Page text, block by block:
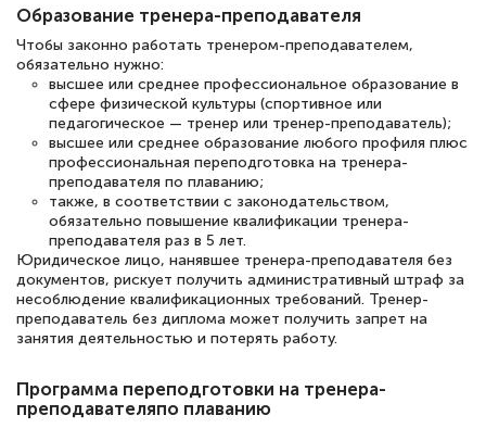
Елена Петрикс
Знаток города 5 уровня
11 марта 2026
Всем добрый день! Я прошла курс
повышени каалификации по
специальности «Тренер-преподаватель
по тяжелой атлетике»! Хочется
подчеркуть, что при обращении
оперативно связались со мной
специалисты, ответили на все
интересующие вопросы и в течении
Образование тренера-преподавателя
Чтобы законно работать тренером-преподавателем,
обязательно нужно:
высшее или среднее профессиональное образование в
сфере физической культуры (спортивное или
педагогическое — тренер или тренер-преподаватель);
высшее или среднее образование любого профиля плюс
профессиональная переподготовка на тренера-
преподавателя по плаванию;
также, в соответствии с законодательством,
обязательно повышение квалификации тренера-
преподавателя раз в 5 лет.
Юридическое лицо, нанявшее тренера-преподавателя без
документов, рискует получить административный штраф за
несоблюдение квалификационных требований. Тренер-
преподаватель без диплома может получить запрет на
занятия деятельностью и потерять работу.
Программа переподготовки на тренера-
преподавателяпо плаванию